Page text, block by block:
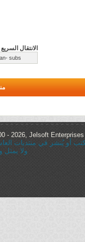
الانتقال السريع
- 2026, Jelsoft Enterprises
أو يُنشر في منتديات
ولا يمثل